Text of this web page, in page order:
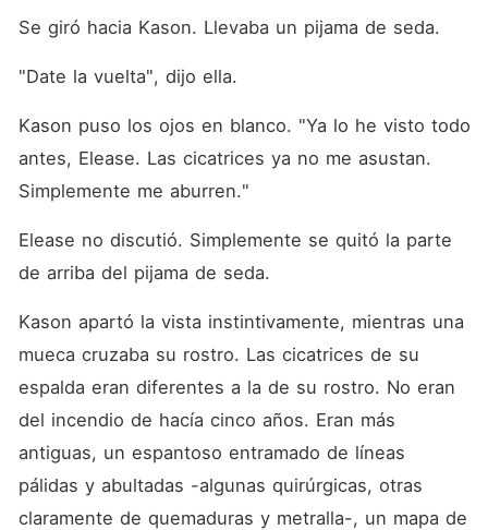
Se giró hacia Kason. Llevaba un pijama de seda.
"Date la vuelta", dijo ella.
Kason puso los ojos en blanco. "Ya lo he visto todo
antes, Elease. Las cicatrices ya no me asustan.
Simplemente me aburren."
Elease no discutió. Simplemente se quitó la parte
de arriba del pijama de seda.
Kason apartó la vista instintivamente, mientras una
mueca cruzaba su rostro. Las cicatrices de su
espalda eran diferentes a la de su rostro. No eran
del incendio de hacía cinco años. Eran más
antiguas, un espantoso entramado de líneas
pálidas y abultadas -algunas quirúrgicas, otras
claramente de quemaduras y metralla-, un mapa de